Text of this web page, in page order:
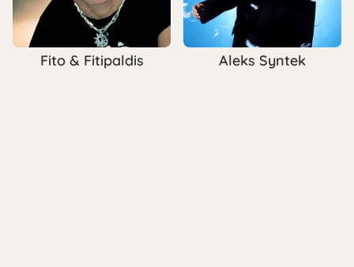
Fito & Fitipaldis Aleks Syntek